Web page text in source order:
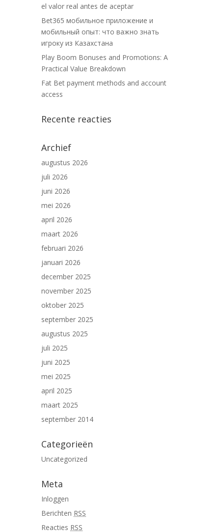
el valor real antes de aceptar
Bet365 мобильное приложение и
мобильный опыт: что важно знать
игроку из Казахстана
Play Boom Bonuses and Promotions: A
Practical Value Breakdown
Fat Bet payment methods and account
access
Recente reacties
Archief
augustus 2026
juli 2026
juni 2026
mei 2026
april 2026
maart 2026
februari 2026
januari 2026
december 2025
november 2025
oktober 2025
september 2025
augustus 2025
juli 2025
juni 2025
mei 2025
april 2025
maart 2025
september 2014
Categorieën
Uncategorized
Meta
Inloggen
Berichten RSS
Reacties RSS